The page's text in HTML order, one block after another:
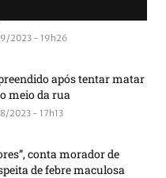
2023 - 19h26
após tentar matar
meio da rua
2023 - 17h13
conta morador de
de febre maculosa